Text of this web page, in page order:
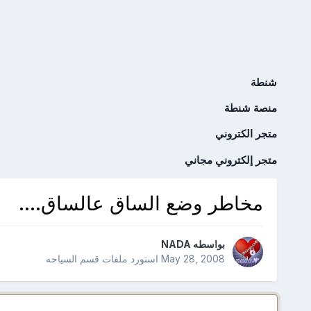
شنطة
منصة شنطة
متجر الكتروني
متجر إلكتروني مجاني
مخاطر وضع الساق عالساق....
بواسطه NADA
May 28, 2008استورد ملفات قسم السياحه